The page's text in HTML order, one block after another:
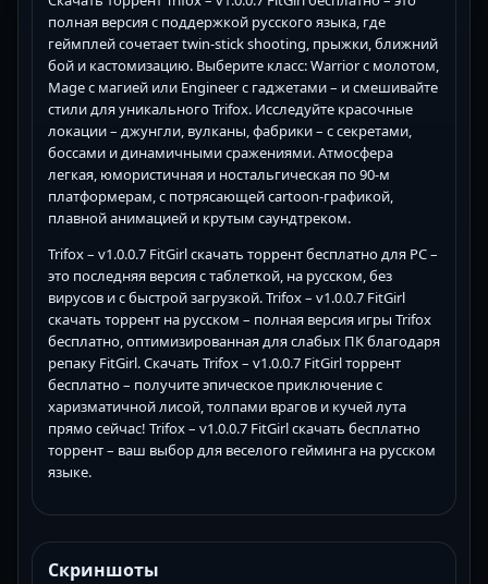
полная версия с поддержкой русского языка, где
геймплей сочетает twin-stick shooting, прыжки, ближний
бой и кастомизацию. Выберите класс: Warrior с молотом,
Mage с магией или Engineer с гаджетами – и смешивайте
стили для уникального Trifox. Исследуйте красочные
локации – джунгли, вулканы, фабрики – с секретами,
боссами и динамичными сражениями. Атмосфера
легкая, юмористичная и ностальгическая по 90-м
платформерам, с потрясающей cartoon-графикой,
плавной анимацией и крутым саундтреком.
Trifox – v1.0.0.7 FitGirl скачать торрент бесплатно для PC –
это последняя версия с таблеткой, на русском, без
вирусов и с быстрой загрузкой. Trifox – v1.0.0.7 FitGirl
скачать торрент на русском – полная версия игры Trifox
бесплатно, оптимизированная для слабых ПК благодаря
репаку FitGirl. Скачать Trifox – v1.0.0.7 FitGirl торрент
бесплатно – получите эпическое приключение с
харизматичной лисой, толпами врагов и кучей лута
прямо сейчас! Trifox – v1.0.0.7 FitGirl скачать бесплатно
торрент – ваш выбор для веселого гейминга на русском
языке.
Скриншоты